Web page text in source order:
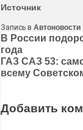
Источник
Запись в Автоновости
Навигация
по
записям
В России
года
ГАЗ САЗ 53:
всему
Добавить